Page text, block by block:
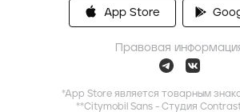
App Store
Правовая
*App Store является товарным
**Citymobil Sans - Студия